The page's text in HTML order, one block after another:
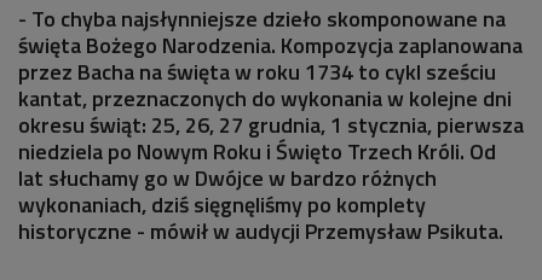
- To chyba najsłynniejsze dzieło skomponowane na
święta Bożego Narodzenia. Kompozycja zaplanowana
przez Bacha na święta w roku 1734 to cykl sześciu
kantat, przeznaczonych do wykonania w kolejne dni
okresu świąt: 25, 26, 27 grudnia, 1 stycznia, pierwsza
niedziela po Nowym Roku i Święto Trzech Króli. Od
lat słuchamy go w Dwójce w bardzo różnych
wykonaniach, dziś sięgnęliśmy po komplety
historyczne - mówił w audycji Przemysław Psikuta.